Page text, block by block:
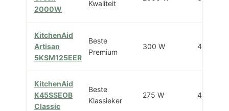
2000W
Kwaliteit
KitchenAid
Artisan
5KSM125EER
Beste
Premium
300 W 4,8 L
KitchenAid
K45SSEOB
Classic
Beste
Klassieker
275 W 4,3 L